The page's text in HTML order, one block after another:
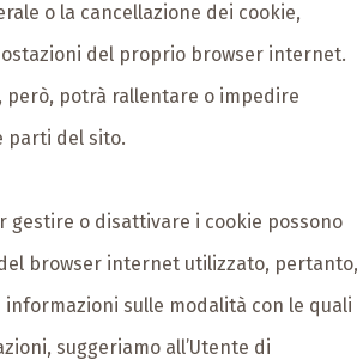
o la cancellazione dei cookie,
del proprio browser internet.
però, potrà rallentare o impedire
parti del sito.
gestire o disattivare i cookie possono
browser internet utilizzato, pertanto,
sulle modalità con le quali
suggeriamo all’Utente di